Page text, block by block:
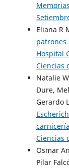
Eliana R
patrones
Hospital
Ciencias
Natalie
Dure,
Gerardo
Ciencias
Osmar
Pilar